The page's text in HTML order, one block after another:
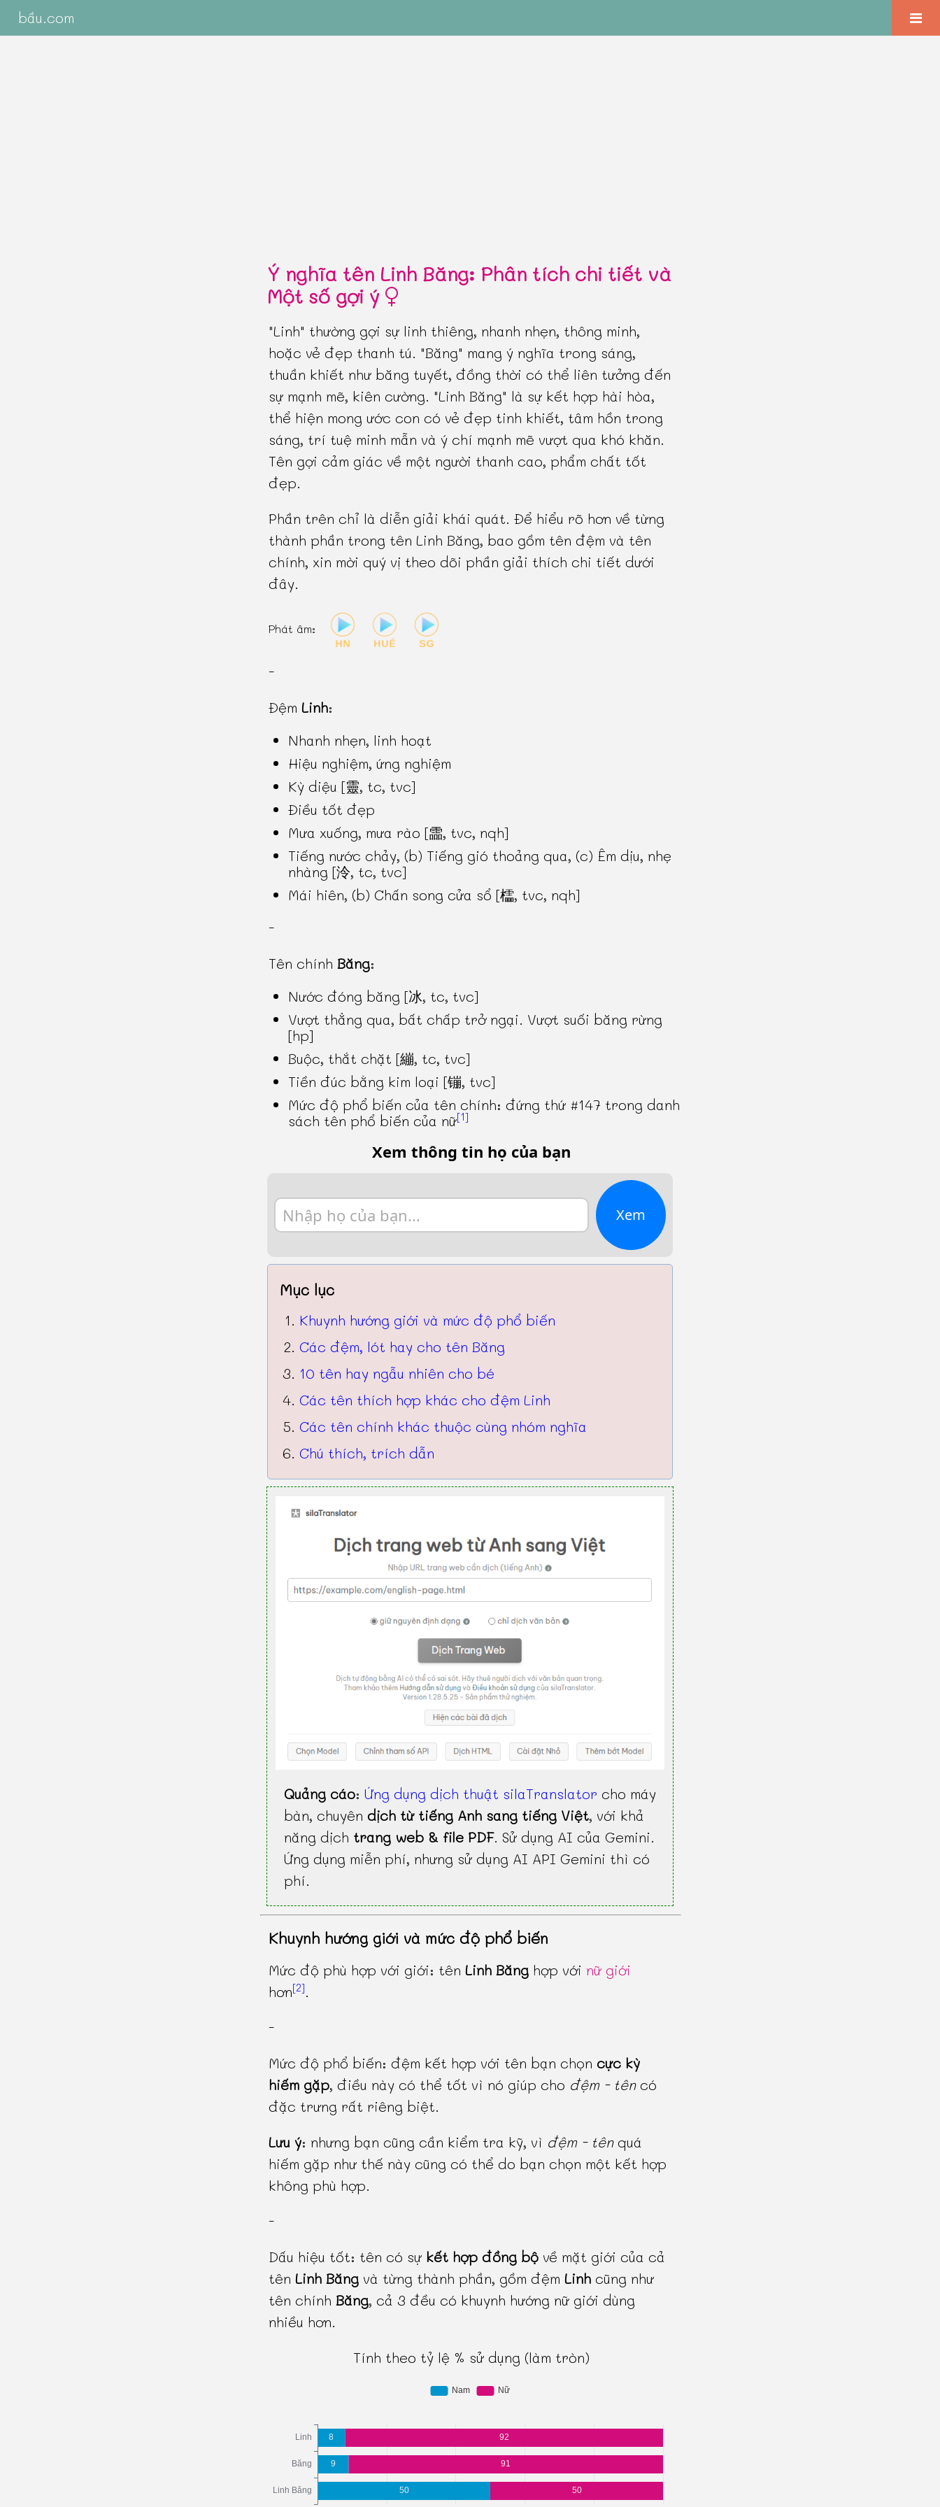
bầu.com
Ý nghĩa tên Linh Băng: Phân tích chi tiết và
Một số gợi ý
"Linh" thường gợi sự linh thiêng, nhanh nhẹn, thông minh,
hoặc vẻ đẹp thanh tú. "Băng" mang ý nghĩa trong sáng,
thuần khiết như băng tuyết, đồng thời có thể liên tưởng đến
sự mạnh mẽ, kiên cường. "Linh Băng" là sự kết hợp hài hòa,
thể hiện mong ước con có vẻ đẹp tinh khiết, tâm hồn trong
sáng, trí tuệ minh mẫn và ý chí mạnh mẽ vượt qua khó khăn.
Tên gợi cảm giác về một người thanh cao, phẩm chất tốt
đẹp.
Phần trên chỉ là diễn giải khái quát. Để hiểu rõ hơn về từng
thành phần trong tên Linh Băng, bao gồm tên đệm và tên
chính, xin mời quý vị theo dõi phần giải thích chi tiết dưới
đây.
Phát âm:
-
Đệm Linh:
Nhanh nhẹn, linh hoạt
Hiệu nghiệm, ứng nghiệm
Kỳ diệu [靈, tc, tvc]
Điều tốt đẹp
Mưa xuống, mưa rào [霝, tvc, nqh]
Tiếng nước chảy, (b) Tiếng gió thoảng qua, (c) Êm dịu, nhẹ
nhàng [泠, tc, tvc]
Mái hiên, (b) Chấn song cửa sổ [櫺, tvc, nqh]
-
Tên chính Băng:
Nước đóng băng [冰, tc, tvc]
Vượt thẳng qua, bất chấp trở ngại. Vượt suối băng rừng
[hp]
Buộc, thắt chặt [繃, tc, tvc]
Tiền đúc bằng kim loại [镚, tvc]
Mức độ phổ biến của tên chính: đứng thứ #147 trong danh
sách tên phổ biến của nữ[1]
Xem thông tin họ của bạn
Xem
Mục lục
Khuynh hướng giới và mức độ phổ biến
Các đệm, lót hay cho tên Băng
10 tên hay ngẫu nhiên cho bé
Các tên thích hợp khác cho đệm Linh
Các tên chính khác thuộc cùng nhóm nghĩa
Chú thích, trích dẫn
Quảng cáo: Ứng dụng dịch thuật silaTranslator cho máy
bàn, chuyên dịch từ tiếng Anh sang tiếng Việt, với khả
năng dịch trang web & file PDF. Sử dụng AI của Gemini.
Ứng dụng miễn phí, nhưng sử dụng AI API Gemini thì có
phí.
Khuynh hướng giới và mức độ phổ biến
Mức độ phù hợp với giới: tên Linh Băng hợp với nữ giới
hơn[2].
-
Mức độ phổ biến: đệm kết hợp với tên bạn chọn cực kỳ
hiếm gặp, điều này có thể tốt vì nó giúp cho đệm - têncó
đặc trưng rất riêng biệt.
Lưu ý: nhưng bạn cũng cần kiểm tra kỹ, vì đệm - tênquá
hiếm gặp như thế này cũng có thể do bạn chọn một kết hợp
không phù hợp.
-
Dấu hiệu tốt: tên có sự kết hợp đồng bộ về mặt giới của cả
tên Linh Băng và từng thành phần, gồm đệm Linh cũng như
tên chính Băng, cả 3 đều có khuynh hướng nữ giới dùng
nhiều hơn.
Tính theo tỷ lệ % sử dụng (làm tròn)